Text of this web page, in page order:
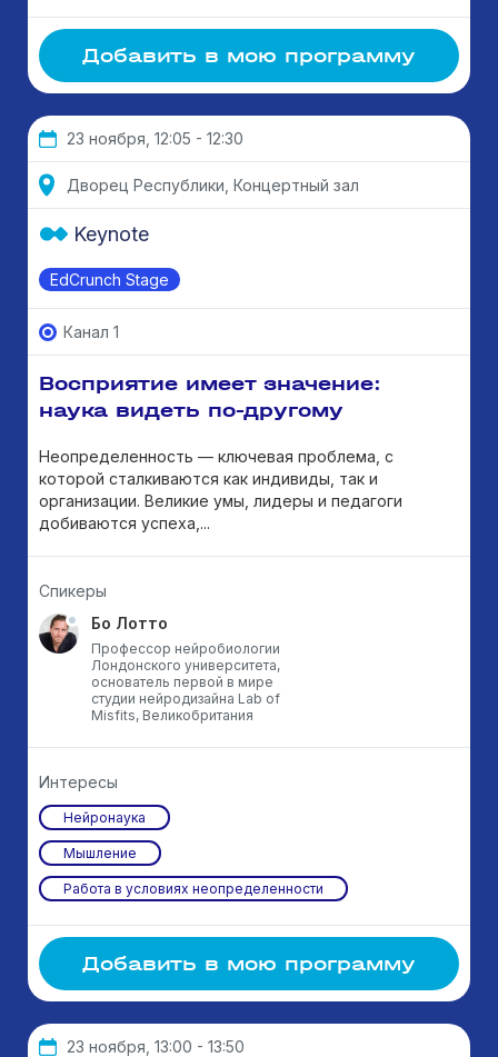
Добавить в мою программу
23 ноября, 12:05 - 12:30
Дворец Республики, Концертный зал
EdCrunch Stage
Keynote
Канал 1
Восприятие имеет значение:
наука видеть по-другому
Неопределенность — ключевая проблема, с
которой сталкиваются как индивиды, так и
организации. Великие умы, лидеры и педагоги
добиваются успеха,...
Спикеры
Бо Лотто
Профессор нейробиологии
Лондонского университета,
основатель первой в мире
студии нейродизайна Lab of
Misfits, Великобритания
Интересы
Нейронаука
Мышление
Работа в условиях неопределенности
Добавить в мою программу
23 ноября, 13:00 - 13:50